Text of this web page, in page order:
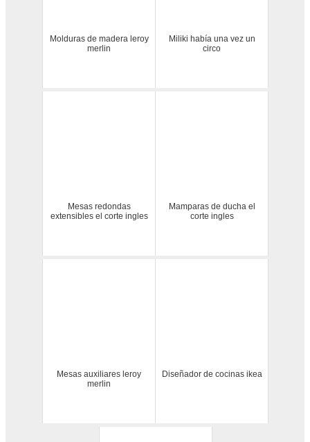
Molduras de madera leroy
merlin
Miliki había una vez un
circo
Mesas redondas
extensibles el corte ingles
Mamparas de ducha el
corte ingles
Mesas auxiliares leroy
merlin
Diseñador de cocinas ikea